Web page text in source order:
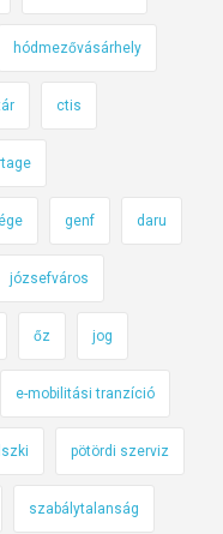
hódmezővásárhely
ctis
genf daru
józsefváros
őz jog
e-mobilitási tranzíció
pötördi szerviz
szabálytalanság